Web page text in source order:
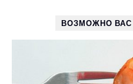
ВОЗМОЖНО ВАС